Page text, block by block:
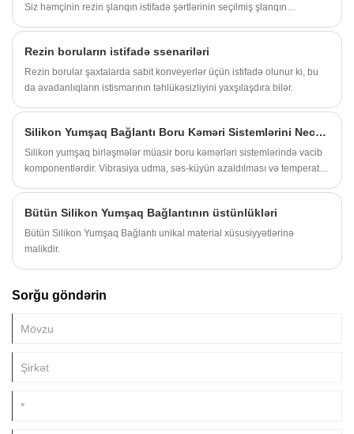
Siz həmçinin rezin şlanqın istifadə şərtlərinin seçilmiş şlanqın
Rezin boruların istifadə ssenariləri
Rezin borular şaxtalarda sabit konveyerlər üçün istifadə olunur ki, bu
da avadanlıqların istismarının təhlükəsizliyini yaxşılaşdıra bilər.
Silikon Yumşaq Bağlantı Boru Kəməri Sistemlərini Necə Təkmilləşdirir?
Silikon yumşaq birləşmələr müasir boru kəmərləri sistemlərində vacib
komponentlərdir. Vibrasiya udma, səs-küyün azaldılması və temperatur
qoruyur. Bu məqalə onların növlərini, üstünlüklərini, spesifikasiyalarını
və praktik tətbiqlərini araşdırır.
Bütün Silikon Yumşaq Bağlantının üstünlükləri
Bütün Silikon Yumşaq Bağlantı unikal material xüsusiyyətlərinə
malikdir.
Sorğu göndərin